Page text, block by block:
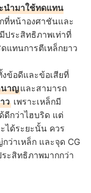
นำมาใช้ทดแทน
ที่หน้าองศาชันและ
ประสิทธิภาพเท่าที่
แทนการตีเหล็กยาว
ข้อดีและข้อเสียที่
นาญและสามารถ
ว เพราะเหล็กมี
ดีกว่าไฮบริด แต่
ได้ระยะนั้น ควร
ว่าเหล็ก และจุด CG
ะสิทธิภาพมากกว่า